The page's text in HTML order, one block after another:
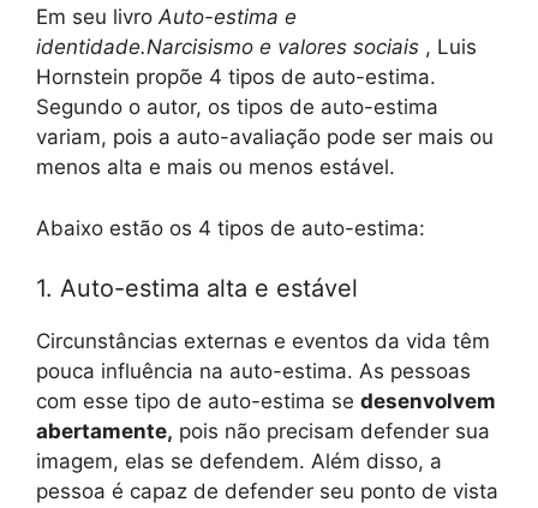
Em seu livroAuto-estima e
identidade.Narcisismo e valores sociais , Luis
Hornstein propõe 4 tipos de auto-estima.
Segundo o autor, os tipos de auto-estima
variam, pois a auto-avaliação pode ser mais ou
menos alta e mais ou menos estável.
Abaixo estão os 4 tipos de auto-estima:
1. Auto-estima alta e estável
Circunstâncias externas e eventos da vida têm
pouca influência na auto-estima. As pessoas
com esse tipo de auto-estima se desenvolvem
abertamente, pois não precisam defender sua
imagem, elas se defendem. Além disso, a
pessoa é capaz de defender seu ponto de vista